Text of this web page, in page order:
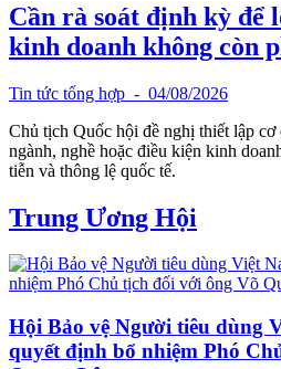
Cần rà soát định kỳ để
kinh doanh không còn
Tin tức tổng hợp - 04/08/2026
Chủ tịch Quốc hội đề nghị thiết lập
ngành, nghề hoặc điều kiện kinh
tiễn và thông lệ quốc tế.
Trung Ương Hội
Hội Bảo vệ Người tiêu dùng
quyết định bổ nhiệm Phó